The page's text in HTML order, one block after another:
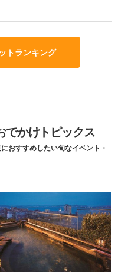
トランキング
でかけトピックス
おすすめしたい旬なイベント・